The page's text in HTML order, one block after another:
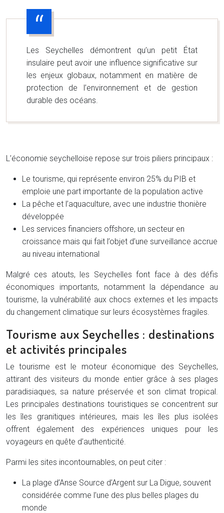
Les Seychelles démontrent qu’un petit État
insulaire peut avoir une influence significative sur
les enjeux globaux, notamment en matière de
protection de l’environnement et de gestion
durable des océans.
L’économie seychelloise repose sur trois piliers principaux :
Le tourisme, qui représente environ 25% du PIB et
emploie une part importante de la population active
La pêche et l’aquaculture, avec une industrie thonière
développée
Les services financiers offshore, un secteur en
croissance mais qui fait l’objet d’une surveillance accrue
au niveau international
Malgré ces atouts, les Seychelles font face à des défis
économiques importants, notamment la dépendance au
tourisme, la vulnérabilité aux chocs externes et les impacts
du changement climatique sur leurs écosystèmes fragiles.
Tourisme aux Seychelles : destinations
et activités principales
Le tourisme est le moteur économique des Seychelles,
attirant des visiteurs du monde entier grâce à ses plages
paradisiaques, sa nature préservée et son climat tropical.
Les principales destinations touristiques se concentrent sur
les îles granitiques intérieures, mais les îles plus isolées
offrent également des expériences uniques pour les
voyageurs en quête d’authenticité.
Parmi les sites incontournables, on peut citer :
La plage d’Anse Source d’Argent sur La Digue, souvent
considérée comme l’une des plus belles plages du
monde